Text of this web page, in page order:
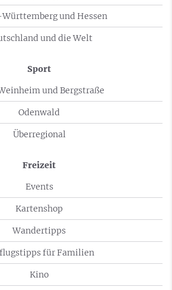
und Hessen
und die Welt
Sport
und Bergstraße
Odenwald
Überregional
Freizeit
Events
Kartenshop
Wandertipps
für Familien
Kino